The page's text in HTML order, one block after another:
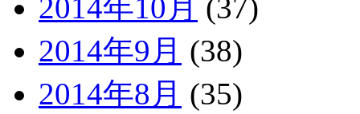
2014年10月 (37)
2014年9月 (38)
2014年8月 (35)